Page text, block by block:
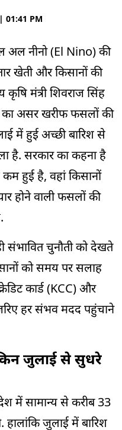
01:41 PM
अल नीनो (El Nino) की
खेती और किसानों की
कृषि मंत्री शिवराज सिंह
का असर खरीफ फसलों की
में हुई अच्छी बारिश से
है. सरकार का कहना है
हुई है, वहां किसानों
होने वाली फसलों की
संभावित चुनौती को देखते
को समय पर सलाह
कार्ड (KCC) और
हर संभव मदद पहुंचाने
जुलाई से सुधरे
में सामान्य से करीब 33
हालांकि जुलाई में बारिश